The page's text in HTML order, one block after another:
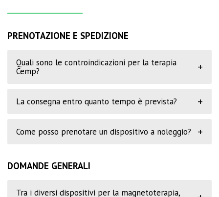
PRENOTAZIONE E SPEDIZIONE
Quali sono le controindicazioni per la terapia
Cemp?
+
La consegna entro quanto tempo è prevista? +
Come posso prenotare un dispositivo a noleggio? +
DOMANDE GENERALI
Tra i diversi dispositivi per la magnetoterapia,